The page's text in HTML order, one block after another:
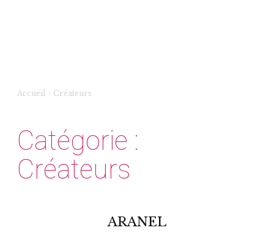
Accueil › Créateurs
Catégorie :
Créateurs
ARANEL